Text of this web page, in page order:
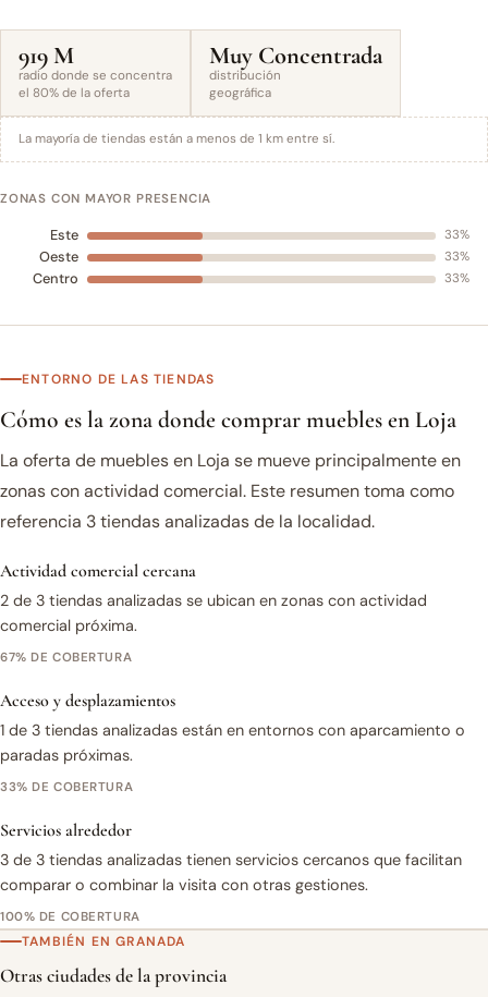
919 M
radio donde se concentra
el 80% de la oferta
Muy Concentrada
distribución
geográfica
La mayoría de tiendas están a menos de 1 km entre sí.
ZONAS CON MAYOR PRESENCIA
Este 33%
Oeste 33%
Centro 33%
ENTORNO DE LAS TIENDAS
Cómo es la zona donde comprar muebles en Loja
La oferta de muebles en Loja se mueve principalmente en
zonas con actividad comercial. Este resumen toma como
referencia 3 tiendas analizadas de la localidad.
Actividad comercial cercana
2 de 3 tiendas analizadas se ubican en zonas con actividad
comercial próxima.
67% DE COBERTURA
Acceso y desplazamientos
1 de 3 tiendas analizadas están en entornos con aparcamiento o
paradas próximas.
33% DE COBERTURA
Servicios alrededor
3 de 3 tiendas analizadas tienen servicios cercanos que facilitan
comparar o combinar la visita con otras gestiones.
100% DE COBERTURA
TAMBIÉN EN GRANADA
Otras ciudades de la provincia